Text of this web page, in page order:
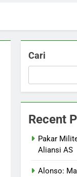
Cari
Recent
Pakar
Aliansi AS
Alonso: